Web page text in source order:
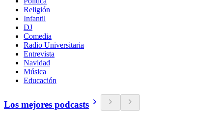
Religión
Infantil
DJ
Comedia
Radio Universitaria
Entrevista
Navidad
Música
Educación
Los mejores podcasts